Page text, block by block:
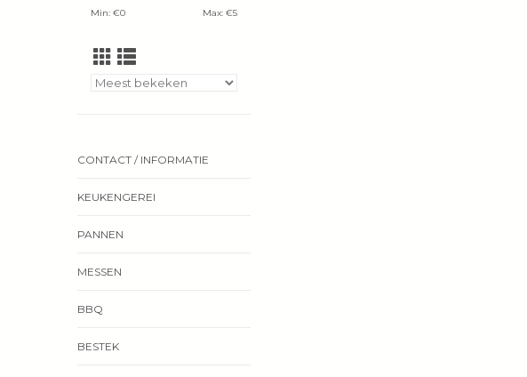
Min: €0 Max: €5
CONTACT / INFORMATIE
KEUKENGEREI
PANNEN
MESSEN
BBQ
BESTEK